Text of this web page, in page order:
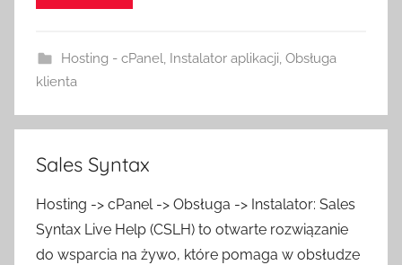
Hosting - cPanel, Instalator aplikacji, Obsługa
klienta
Sales Syntax
Hosting -> cPanel -> Obsługa -> Instalator: Sales
Syntax Live Help (CSLH) to otwarte rozwiązanie
do wsparcia na żywo, które pomaga w obsłudze